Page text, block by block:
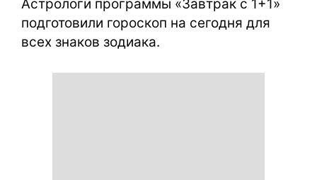
Астрологи программы «Завтрак с 1+1»
подготовили гороскоп на сегодня для
всех знаков зодиака.